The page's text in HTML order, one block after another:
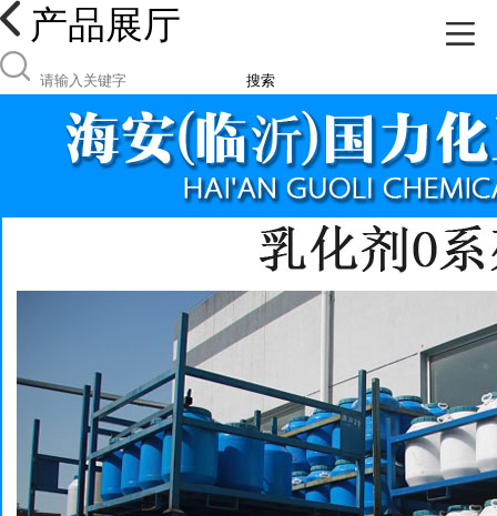
产品展厅
搜索